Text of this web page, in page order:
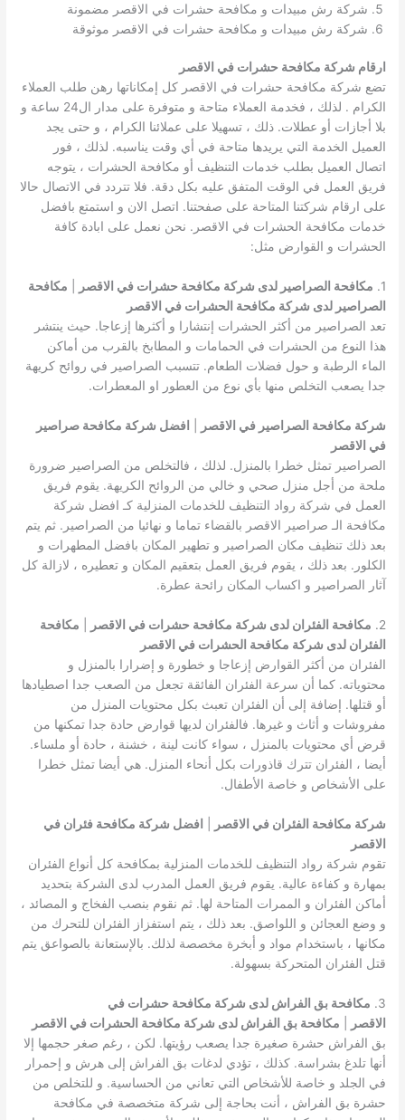
شركة رش مبيدات و مكافحة حشرات في الاقصر مضمونة
شركة رش مبيدات و مكافحة حشرات في الاقصر موثوقة
ارقام شركة مكافحة حشرات في الاقصر
تضع شركة مكافحة حشرات في الاقصر كل إمكاناتها رهن طلب العملاء
الكرام . لذلك ، فخدمة العملاء متاحة و متوفرة على مدار ال24 ساعة و
بلا أجازات أو عطلات. ذلك ، تسهيلا على عملائنا الكرام ، و حتى يجد
العميل الخدمة التي يريدها متاحة في أي وقت يناسبه. لذلك ، فور
اتصال العميل بطلب خدمات التنظيف أو مكافحة الحشرات ، يتوجه
فريق العمل في الوقت المتفق عليه بكل دقة. فلا تتردد في الاتصال حالا
على ارقام شركتنا المتاحة على صفحتنا. اتصل الان و استمتع بافضل
خدمات مكافحة الحشرات في الاقصر. نحن نعمل على ابادة كافة
الحشرات و القوارض مثل:
1. مكافحة الصراصير لدى شركة مكافحة حشرات في الاقصر
مكافحة
الصراصير لدى شركة مكافحة الحشرات في الاقصر
تعد الصراصير من أكثر الحشرات إنتشارا و أكثرها إزعاجا. حيث ينتشر
هذا النوع من الحشرات في الحمامات و المطابخ بالقرب من أماكن
الماء الرطبة و حول فضلات الطعام. تتسبب الصراصير في روائح كريهة
جدا يصعب التخلص منها بأي نوع من العطور او المعطرات.
شركة مكافحة الصراصير في الاقصر
افضل شركة مكافحة صراصير
في الاقصر
الصراصير تمثل خطرا بالمنزل. لذلك ، فالتخلص من الصراصير ضرورة
ملحة من أجل منزل صحي و خالي من الروائح الكريهة. يقوم فريق
العمل في شركة رواد التنظيف للخدمات المنزلية كـ افضل شركة
مكافحة الـ صراصير الاقصر بالقضاء تماما و نهائيا من الصراصير. ثم يتم
بعد ذلك تنظيف مكان الصراصير و تطهير المكان بافضل المطهرات و
الكلور. بعد ذلك ، يقوم فريق العمل بتعقيم المكان و تعطيره ، لازالة كل
آثار الصراصير و اكساب المكان رائحة عطرة.
2. مكافحة الفئران لدى شركة مكافحة حشرات في الاقصر
مكافحة
الفئران لدى شركة مكافحة الحشرات في الاقصر
الفئران من أكثر القوارض إزعاجا و خطورة و إضرارا بالمنزل و
محتوياته. كما أن سرعة الفئران الفائقة تجعل من الصعب جدا اصطيادها
أو قتلها. إضافة إلى أن الفئران تعبث بكل محتويات المنزل من
مفروشات و أثاث و غيرها. فالفئران لديها قوارض حادة جدا تمكنها من
قرض أي محتويات بالمنزل ، سواء كانت لينة ، خشنة ، حادة أو ملساء.
أيضا ، الفئران تترك قاذورات بكل أنحاء المنزل. هي أيضا تمثل خطرا
على الأشخاص و خاصة الأطفال.
شركة مكافحة الفئران في الاقصر
افضل شركة مكافحة فئران في
الاقصر
تقوم شركة رواد التنظيف للخدمات المنزلية بمكافحة كل أنواع الفئران
بمهارة و كفاءة عالية. يقوم فريق العمل المدرب لدى الشركة بتحديد
أماكن الفئران و الممرات المتاحة لها. ثم نقوم بنصب الفخاج و المصائد ،
و وضع العجائن و اللواصق. بعد ذلك ، يتم استفزاز الفئران للتحرك من
مكانها ، باستخدام مواد و أبخرة مخصصة لذلك. بالإستعانة بالصواعق يتم
قتل الفئران المتحركة بسهولة.
3.
مكافحة بق الفراش لدى شركة مكافحة حشرات في
الاقصر
مكافحة بق الفراش لدى شركة مكافحة الحشرات في الاقصر
بق الفراش حشرة صغيرة جدا يصعب رؤيتها. لكن ، رغم صغر حجمها إلا
أنها تلدغ بشراسة. كذلك ، تؤدي لدغات بق الفراش إلى هرش و إحمرار
في الجلد و خاصة للأشخاص التي تعاني من الحساسية. و للتخلص من
حشرة بق الفراش ، أنت بحاجة إلى شركة متخصصة في مكافحة